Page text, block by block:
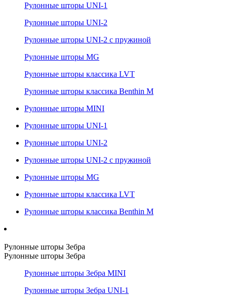
Рулонные шторы UNI-1
Рулонные шторы UNI-2
Рулонные шторы UNI-2 с пружиной
Рулонные шторы MG
Рулонные шторы классика LVT
Рулонные шторы классика Benthin M
Рулонные шторы MINI
Рулонные шторы UNI-1
Рулонные шторы UNI-2
Рулонные шторы UNI-2 с пружиной
Рулонные шторы MG
Рулонные шторы классика LVT
Рулонные шторы классика Benthin M
Рулонные шторы Зебра
Рулонные шторы Зебра
Рулонные шторы Зебра MINI
Рулонные шторы Зебра UNI-1